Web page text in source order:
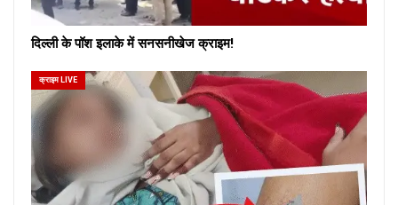
दिल्ली के पॉश इलाके में सनसनीखेज क्राइम!
क्राइम LIVE